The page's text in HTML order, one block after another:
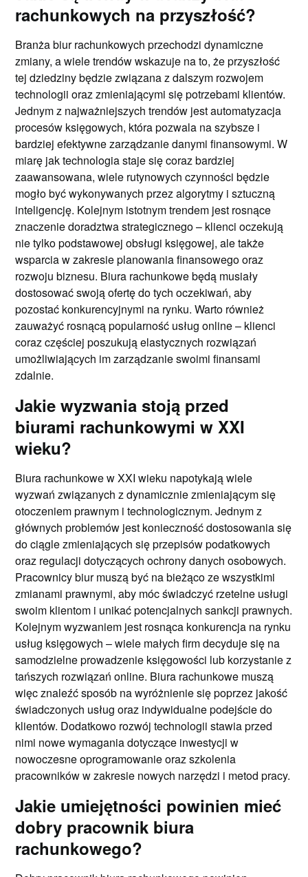
rachunkowych na przyszłość?
Branża biur rachunkowych przechodzi dynamiczne
zmiany, a wiele trendów wskazuje na to, że przyszłość
tej dziedziny będzie związana z dalszym rozwojem
technologii oraz zmieniającymi się potrzebami klientów.
Jednym z najważniejszych trendów jest automatyzacja
procesów księgowych, która pozwala na szybsze i
bardziej efektywne zarządzanie danymi finansowymi. W
miarę jak technologia staje się coraz bardziej
zaawansowana, wiele rutynowych czynności będzie
mogło być wykonywanych przez algorytmy i sztuczną
inteligencję. Kolejnym istotnym trendem jest rosnące
znaczenie doradztwa strategicznego – klienci oczekują
nie tylko podstawowej obsługi księgowej, ale także
wsparcia w zakresie planowania finansowego oraz
rozwoju biznesu. Biura rachunkowe będą musiały
dostosować swoją ofertę do tych oczekiwań, aby
pozostać konkurencyjnymi na rynku. Warto również
zauważyć rosnącą popularność usług online – klienci
coraz częściej poszukują elastycznych rozwiązań
umożliwiających im zarządzanie swoimi finansami
zdalnie.
Jakie wyzwania stoją przed
biurami rachunkowymi w XXI
wieku?
Biura rachunkowe w XXI wieku napotykają wiele
wyzwań związanych z dynamicznie zmieniającym się
otoczeniem prawnym i technologicznym. Jednym z
głównych problemów jest konieczność dostosowania się
do ciągle zmieniających się przepisów podatkowych
oraz regulacji dotyczących ochrony danych osobowych.
Pracownicy biur muszą być na bieżąco ze wszystkimi
zmianami prawnymi, aby móc świadczyć rzetelne usługi
swoim klientom i unikać potencjalnych sankcji prawnych.
Kolejnym wyzwaniem jest rosnąca konkurencja na rynku
usług księgowych – wiele małych firm decyduje się na
samodzielne prowadzenie księgowości lub korzystanie z
tańszych rozwiązań online. Biura rachunkowe muszą
więc znaleźć sposób na wyróżnienie się poprzez jakość
świadczonych usług oraz indywidualne podejście do
klientów. Dodatkowo rozwój technologii stawia przed
nimi nowe wymagania dotyczące inwestycji w
nowoczesne oprogramowanie oraz szkolenia
pracowników w zakresie nowych narzędzi i metod pracy.
Jakie umiejętności powinien mieć
dobry pracownik biura
rachunkowego?